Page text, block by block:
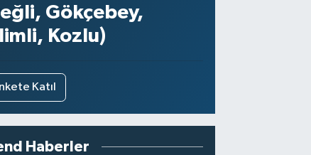
Gökçebey,
Kozlu)
Katıl
Haberler